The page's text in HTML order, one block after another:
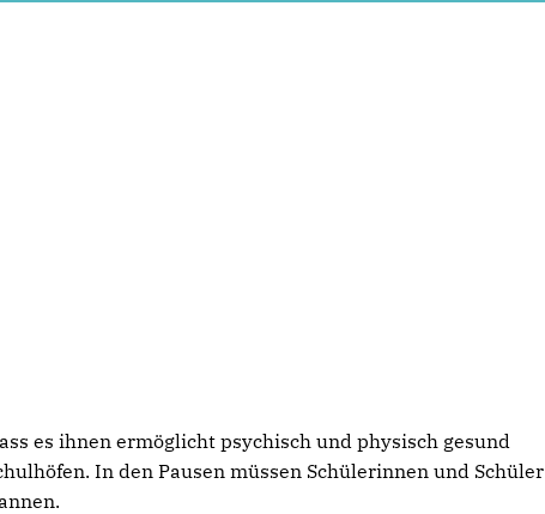
es ihnen ermöglicht psychisch und physisch gesund
In den Pausen müssen Schülerinnen und Schüler